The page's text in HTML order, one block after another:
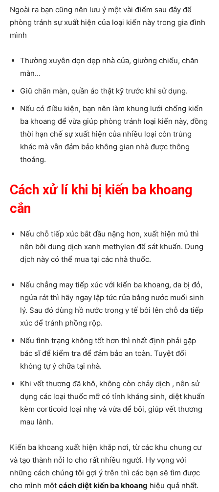
Ngoài ra bạn cũng nên lưu ý một vài điểm sau đây để
phòng tránh sự xuất hiện của loại kiến này trong gia đình
mình
Thường xuyên dọn dẹp nhà cửa, giường chiếu, chăn
màn…
Giũ chăn màn, quần áo thật kỹ trước khi sử dụng.
Nếu có điều kiện, bạn nên làm khung lưới chống kiến
ba khoang để vừa giúp phòng tránh loại kiến này, đồng
thời hạn chế sự xuất hiện của nhiều loại côn trùng
khác mà vẫn đảm bảo không gian nhà được thông
thoáng.
Cách xử lí khi bị kiến ba khoang
cắn
Nếu chỗ tiếp xúc bắt đầu nặng hơn, xuất hiện mủ thì
nên bôi dung dịch xanh methylen để sát khuẩn. Dung
dịch này có thể mua tại các nhà thuốc.
Nếu chẳng may tiếp xúc với kiến ba khoang, da bị đỏ,
ngứa rát thì hãy ngay lập tức rửa bằng nước muối sinh
lý. Sau đó dùng hồ nước trong y tế bôi lên chỗ da tiếp
xúc để tránh phồng rộp.
Nếu tình trạng không tốt hơn thì nhất định phải gặp
bác sĩ để kiểm tra để đảm bảo an toàn. Tuyệt đối
không tự ý chữa tại nhà.
Khi vết thương đã khô, không còn chảy dịch , nên sử
dụng các loại thuốc mỡ có tính kháng sinh, diệt khuẩn
kèm corticoid loại nhẹ và vừa để bôi, giúp vết thương
mau lành.
Kiến ba khoang xuất hiện khắp nơi, từ các khu chung cư
và tạo thành nỗi lo cho rất nhiều người. Hy vọng với
những cách chúng tôi gợi ý trên thì các bạn sẽ tìm được
cho mình một cách diệt kiến ba khoang hiệu quả nhất.